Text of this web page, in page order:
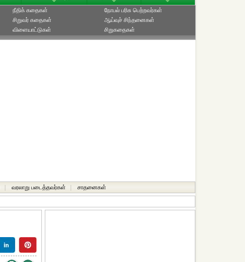
நீதிக் கதைகள்
சிறுவர் கதைகள்
விளையாட்டுகள்
நோபல் பரிசு‎ பெற்றவர்‎கள்
ஆய்வுச் சிந்தனைகள்
சிறுகதைகள்
வரலாறு படைத்தவர்கள் சாதனைகள்‎